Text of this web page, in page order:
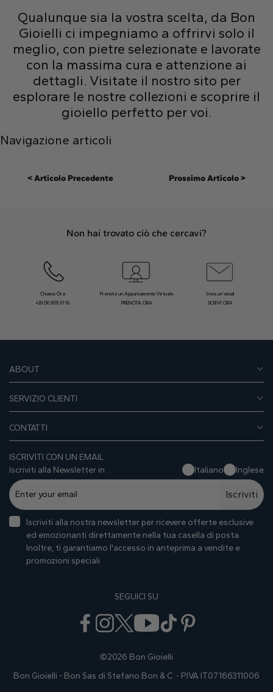
Qualunque sia la vostra scelta, da Bon
Gioielli ci impegniamo a offrirvi solo il
meglio, con pietre selezionate e lavorate
con la massima cura e attenzione ai
dettagli. Visitate il nostro sito per
esplorare le nostre collezioni e scoprire il
gioiello perfetto per voi.
Navigazione articoli
Prossimo Articolo >
< Articolo Precedente
Non hai trovato ciò che cercavi?
Chiama Ora
+39 06 905 9116
Prenota un Appuntamento Virtuale
PRENOTA ORA
Invia un’email
SCRIVI ORA
ABOUT
SERVIZIO CLIENTI
CONTATTI
ISCRIVITI CON UN EMAIL
Iscriviti alla Newsletter in
Italiano Inglese
Iscriviti
Iscriviti alla nostra newsletter per ricevere offerte esclusive
ed emozionanti direttamente nella tua casella di posta.
Inoltre, ti garantiamo I'accesso in anteprima a vendite e
promozioni speciali.
SEGUICI SU
©2026 Bon Gioielli
Bon Gioielli - Bon Sas di Stefano Bon & C. - P.IVA IT07166311006